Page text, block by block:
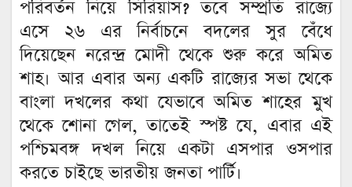
পরিবর্তন নিয়ে সিরিয়াস? তবে সম্প্রতি রাজ্যে
এসে ২৬ এর নির্বাচনে বদলের সুর বেঁধে
দিয়েছেন নরেন্দ্র মোদী থেকে শুরু করে অমিত
শাহ। আর এবার অন্য একটি রাজ্যের সভা থেকে
বাংলা দখলের কথা যেভাবে অমিত শাহের মুখ
থেকে শোনা গেল, তাতেই স্পষ্ট যে, এবার এই
পশ্চিমবঙ্গ দখল নিয়ে একটা এসপার ওসপার
করতে চাইছে ভারতীয় জনতা পার্টি।